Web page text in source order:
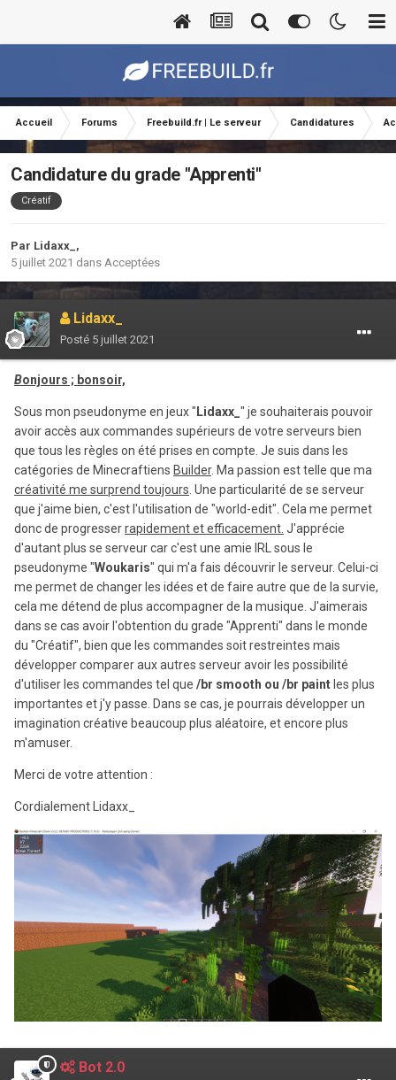
Accueil Forums Freebuild.fr | Le serveur Candidatures
Candidature du grade "Apprenti"
Créatif
Par Lidaxx_ ,
5 juillet 2021 dans Acceptées
Lidaxx_
Posté 5 juillet 2021
Bonjours ; bonsoir,
Sous mon pseudonyme en jeux " Lidaxx_ " je souhaiterais pouvoir
avoir accès aux commandes supérieurs de votre serveurs bien
que tous les règles on été prises en compte. Je suis dans les
catégories de Minecraftiens Builder. Ma passion est telle que ma
créativité me surprend toujours. Une particularité de se serveur
que j'aime bien, c'est l'utilisation de "world-edit". Cela me permet
donc de progresserrapidement et efficacement. J'apprécie
d'autant plus se serveur car c'est une amie IRL sous le
pseudonyme "Woukaris" qui m'a fais découvrir le serveur. Celui-ci
me permet de changer les idées et de faire autre que de la survie,
cela me détend de plus accompagner de la musique. J'aimerais
dans se cas avoir l'obtention du grade "Apprenti" dans le monde
du "Créatif", bien que les commandes soit restreintes mais
développer comparer aux autres serveur avoir les possibilité
d'utiliser les commandes tel que /br smooth ou /br paint les plus
importantes et j'y passe. Dans se cas, je pourrais développer un
imagination créative beaucoup plus aléatoire, et encore plus
m'amuser.
Merci de votre attention :
Cordialement Lidaxx_
Bot 2.0